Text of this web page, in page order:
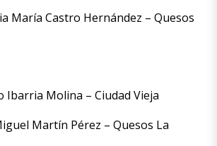
María Castro Hernández – Quesos
Ibarria Molina – Ciudad Vieja
Martín Pérez – Quesos La